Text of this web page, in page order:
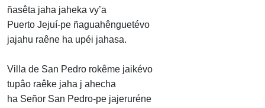
ñasêta jaha jaheka vy’a
Puerto Jejuí-pe ñaguahênguetévo
jajahu raêne ha upéi jahasa.
Villa de San Pedro rokême jaikévo
tupâo raêke jaha j ahecha
ha Señor San Pedro-pe jajeruréne